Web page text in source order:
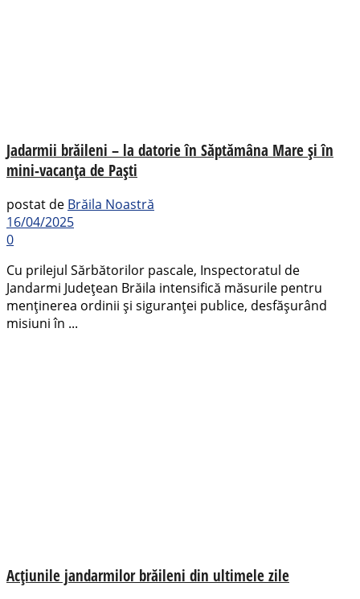
Jadarmii brăileni – la datorie în Săptămâna Mare și în
mini-vacanța de Paști
postat de Brăila Noastră
16/04/2025
0
Cu prilejul Sărbătorilor pascale, Inspectoratul de
Jandarmi Județean Brăila intensifică măsurile pentru
menținerea ordinii și siguranței publice, desfășurând
misiuni în ...
Acțiunile jandarmilor brăileni din ultimele zile